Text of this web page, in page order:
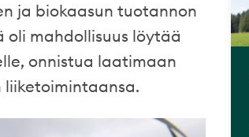
ja biokaasun tuotannon
mahdollisuus löytää
onnistua laatimaan
liiketoimintaansa.